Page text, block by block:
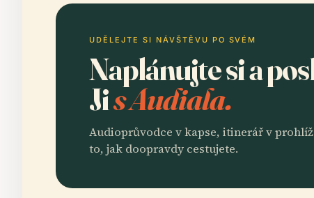
UDĚLEJTE SI NÁVŠTĚVU PO SVÉM
Naplánujte si a
Jis Audiala.
Audioprůvodce v kapse, itinerář v
to, jak doopravdy cestujete.